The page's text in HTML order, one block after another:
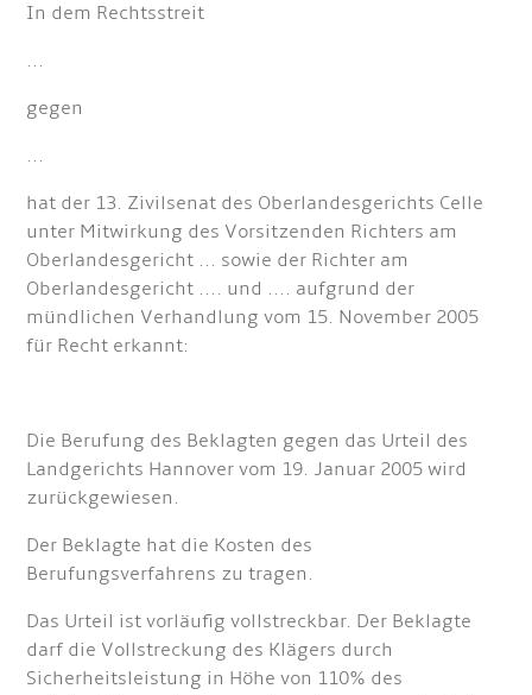
In dem Rechtsstreit
...
gegen
...
hat der 13. Zivilsenat des Oberlandesgerichts Celle
unter Mitwirkung des Vorsitzenden Richters am
Oberlandesgericht ... sowie der Richter am
Oberlandesgericht .... und .... aufgrund der
mündlichen Verhandlung vom 15. November 2005
für Recht erkannt:
Die Berufung des Beklagten gegen das Urteil des
Landgerichts Hannover vom 19. Januar 2005 wird
zurückgewiesen.
Der Beklagte hat die Kosten des
Berufungsverfahrens zu tragen.
Das Urteil ist vorläufig vollstreckbar. Der Beklagte
darf die Vollstreckung des Klägers durch
Sicherheitsleistung in Höhe von 110% des